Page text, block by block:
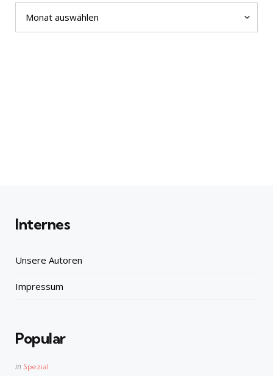
Archiv
Internes
Unsere Autoren
Impressum
Popular
Posted
in Spezial